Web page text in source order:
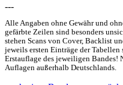
---
Alle Angaben ohne Gewähr und
gefärbte Zeilen sind besonders
stehen Scans von Cover, Backlist
jeweils ersten Einträge der
Erstauflage des jeweiligen
Auflagen außerhalb Deutschlands.